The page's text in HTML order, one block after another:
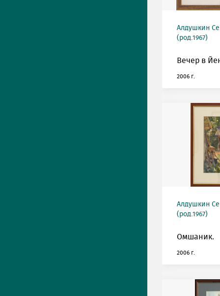
Алдушкин
(род.1967)
Вечер в
2006 г.
Алдушкин
(род.1967)
Омшаник.
2006 г.